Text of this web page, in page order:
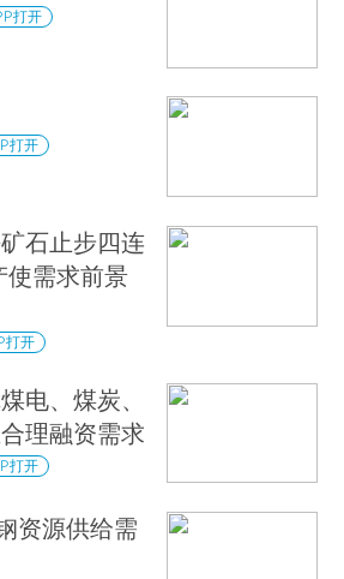
打开
打开
石止步四连
使需求前景
打开
电、煤炭、
理融资需求
打开
资源供给需